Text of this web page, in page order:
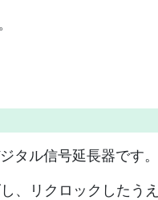
タル信号延長器です。
、リクロックしたう